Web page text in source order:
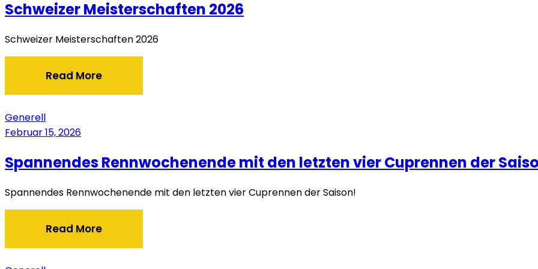
Schweizer Meisterschaften 2026
Schweizer Meisterschaften 2026
Read More
Generell
Februar 15, 2026
Spannendes Rennwochenende mit den letzten vier Cuprennen der
Spannendes Rennwochenende mit den letzten vier Cuprennen der Saison!
Read More